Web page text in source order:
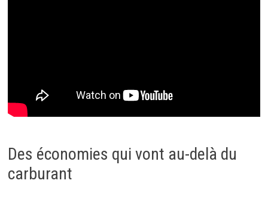
Des économies qui vont au-delà du
carburant